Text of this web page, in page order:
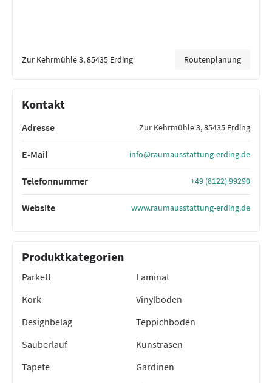
Zur Kehrmühle 3, 85435 Erding Routenplanung
Kontakt
Adresse Zur Kehrmühle 3, 85435 Erding
E-Mail info@raumausstattung-erding.de
Telefonnummer +49 (8122) 99290
Website www.raumausstattung-erding.de
Produktkategorien
Parkett
Laminat
Kork
Vinylboden
Designbelag
Teppichboden
Sauberlauf
Kunstrasen
Tapete
Gardinen